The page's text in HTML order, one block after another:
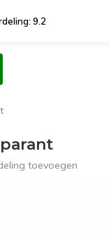
9.2
toevoegen